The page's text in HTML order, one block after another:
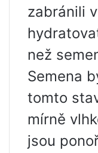
zabránili
než
Semena
tomto
mírně
jsou